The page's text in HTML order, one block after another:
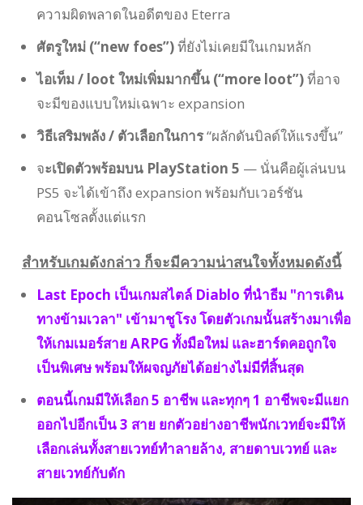
ความผิดพลาดในอดีตของ Eterra
ศัตรูใหม่ (“new foes”)ที่ยังไม่เคยมีในเกมหลัก
ไอเท็ม / loot ใหม่เพิ่มมากขึ้น (“more loot”)ที่อาจ
จะมีของแบบใหม่เฉพาะ expansion
วิธีเสริมพลัง / ตัวเลือกในการ“ผลักดันบิลด์ให้แรงขึ้น”
จะเปิดตัวพร้อมบน PlayStation 5 — นั่นคือผู้เล่นบน
PS5 จะได้เข้าถึง expansion พร้อมกับเวอร์ชัน
คอนโซลตั้งแต่แรก
สำหรับเกมดังกล่าว ก็จะมีความน่าสนใจทั้งหมดดังนี้
Last Epoch เป็นเกมสไตล์ Diablo ที่นำธีม "การเดิน
ทางข้ามเวลา" เข้ามาชูโรง โดยตัวเกมนั้นสร้างมาเพื่อ
ให้เกมเมอร์สาย ARPG ทั้งมือใหม่ และฮาร์ดคอถูกใจ
เป็นพิเศษ พร้อมให้ผจญภัยได้อย่างไม่มีที่สิ้นสุด
ตอนนี้เกมมีให้เลือก 5 อาชีพ และทุกๆ 1 อาชีพจะมีแยก
ออกไปอีกเป็น 3 สาย ยกตัวอย่างอาชีพนักเวทย์จะมีให้
เลือกเล่นทั้งสายเวทย์ทำลายล้าง, สายดาบเวทย์ และ
สายเวทย์กับดัก